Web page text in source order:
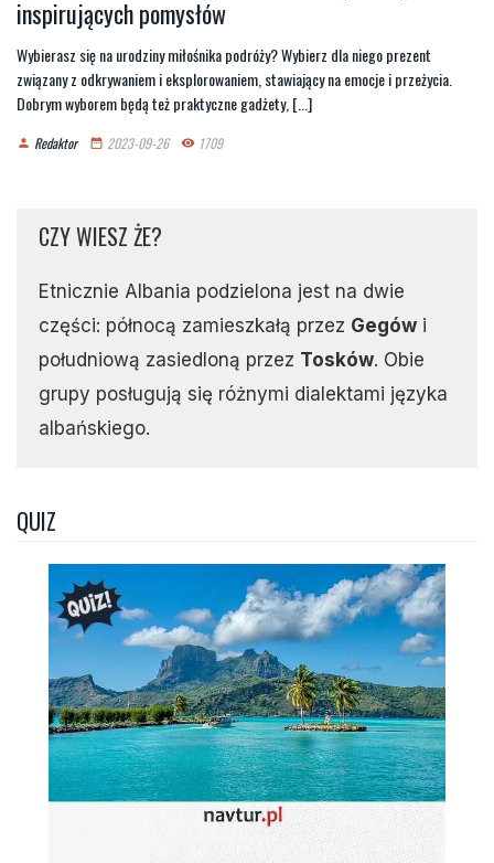
inspirujących pomysłów
Wybierasz się na urodziny miłośnika podróży? Wybierz dla niego prezent
związany z odkrywaniem i eksplorowaniem, stawiający na emocje i przeżycia.
Dobrym wyborem będą też praktyczne gadżety, [...]
person Redaktor date_range 2023-09-26 remove_red_eye 1709
CZY WIESZ ŻE?
Etnicznie Albania podzielona jest na dwie
części: północą zamieszkałą przez Gegów i
południową zasiedloną przez Tosków. Obie
grupy posługują się różnymi dialektami języka
albańskiego.
QUIZ